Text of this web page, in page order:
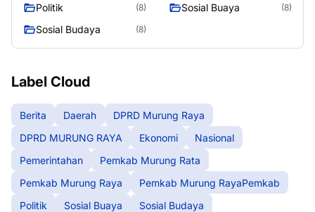
Politik (8) Sosial Buaya (8)
Sosial Budaya (8)
Label Cloud
Berita Daerah
DPRD Murung Raya
DPRD MURUNG RAYA
Ekonomi
Nasional
Pemerintahan
Pemkab Murung Rata
Pemkab Murung Raya
Pemkab Murung RayaPemkab
Politik
Sosial Buaya Sosial Budaya